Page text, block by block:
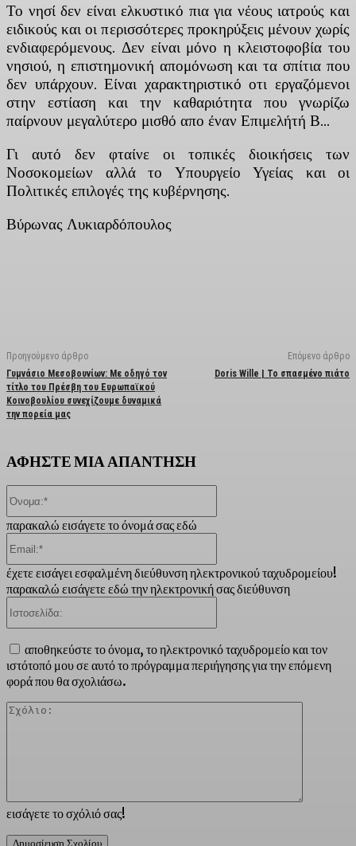
Το νησί δεν είναι ελκυστικό πια για νέους ιατρούς και
ειδικούς και οι περισσότερες προκηρύξεις μένουν χωρίς
ενδιαφερόμενους. Δεν είναι μόνο η κλειστοφοβία του
νησιού, η επιστημονική απομόνωση και τα σπίτια που
δεν υπάρχουν. Είναι χαρακτηριστικό οτι εργαζόμενοι
στην εστίαση και την καθαριότητα που γνωρίζω
παίρνουν μεγαλύτερο μισθό απο έναν Επιμελήτή Β…
Γι αυτό δεν φταίνε οι τοπικές διοικήσεις των
Νοσοκομείων αλλά το Υπουργείο Υγείας και οι
Πολιτικές επιλογές της κυβέρνησης.
Βύρωνας Λυκιαρδόπουλος
Προηγούμενο άρθρο
Γυμνάσιο Μεσοβουνίων: Με οδηγό τον
τίτλο του Πρέσβη του Ευρωπαϊκού
Κοινοβουλίου συνεχίζουμε δυναμικά
την πορεία μας
Επόμενο άρθρο
Doris Wille | Το σπασμένο πιάτο
ΑΦΗΣΤΕ ΜΙΑ ΑΠΑΝΤΗΣΗ
εισάγετε το σχόλιό σας!
παρακαλώ εισάγετε το όνομά σας εδώ
έχετε εισάγει εσφαλμένη διεύθυνση ηλεκτρονικού ταχυδρομείου!
παρακαλώ εισάγετε εδώ την ηλεκτρονική σας διεύθυνση
αποθηκεύστε το όνομα, το ηλεκτρονικό ταχυδρομείο και τον
ιστότοπό μου σε αυτό το πρόγραμμα περιήγησης για την επόμενη
φορά που θα σχολιάσω.